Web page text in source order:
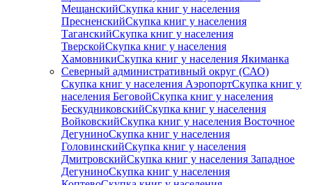
МещанскийСкупка книг у населения
ПресненскийСкупка книг у населения
ТаганскийСкупка книг у населения
ТверскойСкупка книг у населения
ХамовникиСкупка книг у населения Якиманка
Северный административный округ (САО)
Скупка книг у населения АэропортСкупка книг у
населения БеговойСкупка книг у населения
БескудниковскийСкупка книг у населения
ВойковскийСкупка книг у населения Восточное
ДегуниноСкупка книг у населения
ГоловинскийСкупка книг у населения
ДмитровскийСкупка книг у населения Западное
ДегуниноСкупка книг у населения